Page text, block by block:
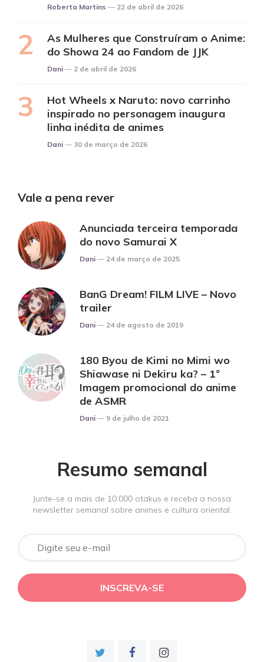
Posted
Roberta Martins 22 de abril de 2026
As Mulheres que Construíram o Anime:
do Showa 24 ao Fandom de JJK
Posted
Dani 2 de abril de 2026
Hot Wheels x Naruto: novo carrinho
inspirado no personagem inaugura
linha inédita de animes
Posted
Dani 30 de março de 2026
Vale a pena rever
Anunciada terceira temporada
do novo Samurai X
Posted
Dani 24 de março de 2025
BanG Dream! FILM LIVE – Novo
trailer
Posted
Dani 24 de agosto de 2019
180 Byou de Kimi no Mimi wo
Shiawase ni Dekiru ka? – 1º
Imagem promocional do anime
de ASMR
Posted
Dani 9 de julho de 2021
Resumo semanal
Junte-se a mais de 10.000 otakus e receba a nossa
newsletter semanal sobre animes e cultura oriental.